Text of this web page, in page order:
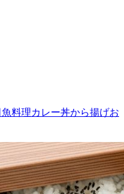
魚料理カレー丼から揚げお